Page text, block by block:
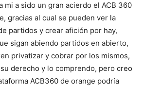
mi a sido un gran acierdo el ACB 360
gracias al cual se pueden ver la
partidos y crear afición por hay,
sigan abiendo partidos en abierto,
privatizar y cobrar por los mismos,
derecho y lo comprendo, pero creo
ACB360 de orange podría